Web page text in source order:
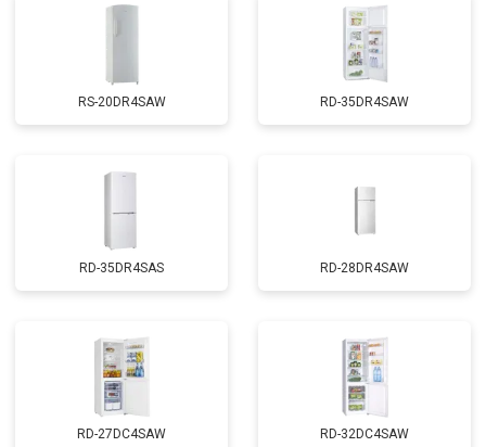
RS-20DR4SAW RD-35DR4SAW
RD-35DR4SAS RD-28DR4SAW
RD-27DC4SAW RD-32DC4SAW